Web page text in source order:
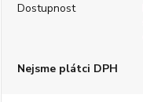
Dostupnost
Nejsme plátci DPH